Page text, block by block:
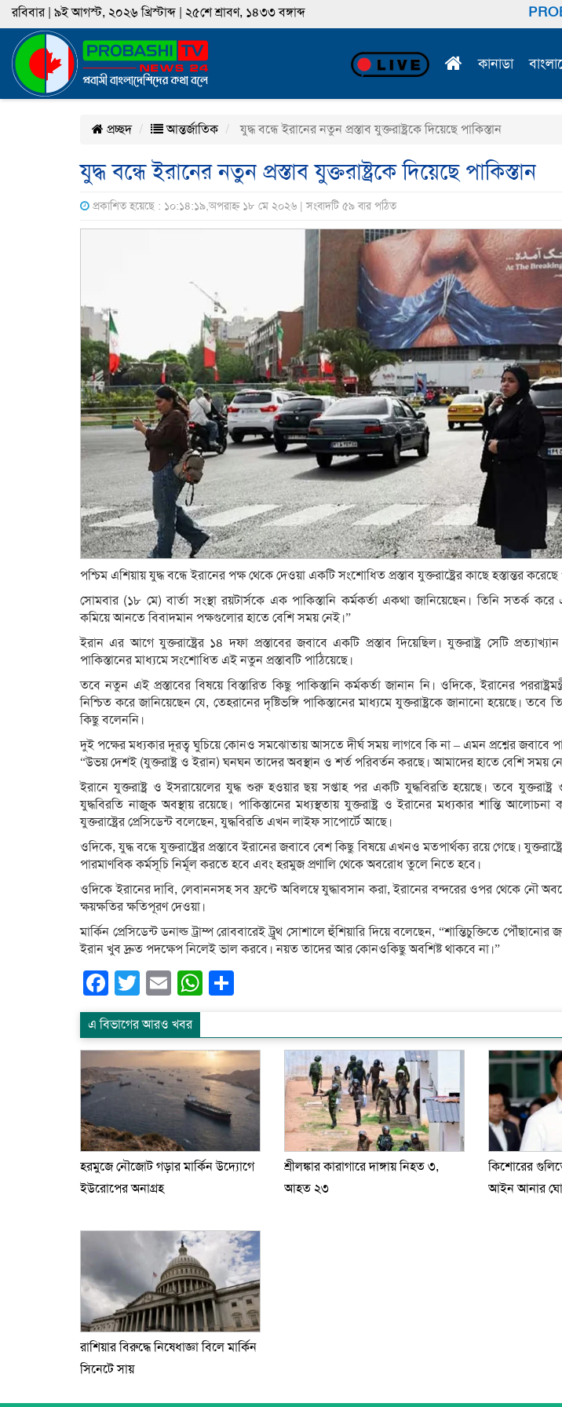
রবিবার | ৯ই আগস্ট, ২০২৬ খ্রিস্টাব্দ | ২৫শে শ্রাবণ, ১৪৩৩ বঙ্গাব্দ
কানাডা
প্রচ্ছদ আন্তর্জাতিক যুদ্ধ বন্ধে ইরানের নতুন প্রস্তাব যুক্তরাষ্ট্রকে দিয়েছে পাকিস্তান
যুদ্ধ বন্ধে ইরানের নতুন প্রস্তাব যুক্তরাষ্ট্রকে দিয়েছে পাকিস্তান
প্রকাশিত হয়েছে : ১০:১৪:১৯,অপরাহ্ন ১৮ মে ২০২৬ | সংবাদটি ৫৯ বার পঠিত
পশ্চিম এশিয়ায় যুদ্ধ বন্ধে ইরানের পক্ষ থেকে দেওয়া একটি সংশোধিত প্রস্তাব যুক্তরাষ্ট্রের কাছে হস্তান্তর করেছে
সোমবার (১৮ মে) বার্তা সংস্থা রয়টার্সকে এক পাকিস্তানি কর্মকর্তা একথা জানিয়েছেন। তিনি সতর্ক
কমিয়ে আনতে বিবাদমান পক্ষগুলোর হাতে বেশি সময় নেই।”
ইরান এর আগে যুক্তরাষ্ট্রের ১৪ দফা প্রস্তাবের জবাবে একটি প্রস্তাব দিয়েছিল। যুক্তরাষ্ট্র সেটি
পাকিস্তানের মাধ্যমে সংশোধিত এই নতুন প্রস্তাবটি পাঠিয়েছে।
তবে নতুন এই প্রস্তাবের বিষয়ে বিস্তারিত কিছু পাকিস্তানি কর্মকর্তা জানান নি। ওদিকে, ইরানের
নিশ্চিত করে জানিয়েছেন যে, তেহরানের দৃষ্টিভঙ্গি পাকিস্তানের মাধ্যমে যুক্তরাষ্ট্রকে জানানো হয়েছে। তবে
কিছু বলেননি।
দুই পক্ষের মধ্যকার দূরত্ব ঘুচিয়ে কোনও সমঝোতায় আসতে দীর্ঘ সময় লাগবে কি না – এমন প্রশ্নের জবাবে
“উভয় দেশই (যুক্তরাষ্ট্র ও ইরান) ঘনঘন তাদের অবস্থান ও শর্ত পরিবর্তন করছে। আমাদের হাতে বেশি সময়
ইরানে যুক্তরাষ্ট্র ও ইসরায়েলের যুদ্ধ শুরু হওয়ার ছয় সপ্তাহ পর একটি যুদ্ধবিরতি হয়েছে। তবে
যুদ্ধবিরতি নাজুক অবস্থায় রয়েছে। পাকিস্তানের মধ্যস্থতায় যুক্তরাষ্ট্র ও ইরানের মধ্যকার শান্তি আলোচনা
যুক্তরাষ্ট্রের প্রেসিডেন্ট বলেছেন, যুদ্ধবিরতি এখন লাইফ সাপোর্টে আছে।
ওদিকে, যুদ্ধ বন্ধে যুক্তরাষ্ট্রের প্রস্তাবে ইরানের জবাবে বেশ কিছু বিষয়ে এখনও মতপার্থক্য রয়ে গেছে।
পারমাণবিক কর্মসূচি নির্মূল করতে হবে এবং হরমুজ প্রণালি থেকে অবরোধ তুলে নিতে হবে।
ওদিকে ইরানের দাবি, লেবাননসহ সব ফ্রন্টে অবিলম্বে যুদ্ধাবসান করা, ইরানের বন্দরের ওপর থেকে নৌ
ক্ষয়ক্ষতির ক্ষতিপূরণ দেওয়া।
মার্কিন প্রেসিডেন্ট ডনাল্ড ট্রাম্প রোববারেই ট্রুথ সোশালে হুঁশিয়ারি দিয়ে বলেছেন, “শান্তিচুক্তিতে
ইরান খুব দ্রুত পদক্ষেপ নিলেই ভাল করবে। নয়ত তাদের আর কোনওকিছু অবশিষ্ট থাকবে না।”
Facebook
Twitter
EmailWhatsApp
এ বিভাগের আরও খবর
হরমুজে নৌজোট গড়ার মার্কিন উদ্যোগে
ইউরোপের অনাগ্রহ
শ্রীলঙ্কার কারাগারে দাঙ্গায় নিহত ৩,
আহত ২৩
কিশোরের
আইন আনার
রাশিয়ার বিরুদ্ধে নিষেধাজ্ঞা বিলে মার্কিন
সিনেটে সায়